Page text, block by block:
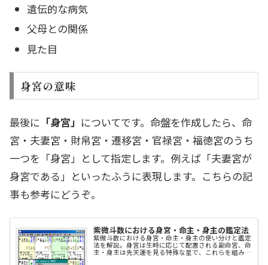
遺伝的な病気
父母との関係
見た目
身宮の意味
最後に 「身宮」 についてです。命盤を作成したら、命
宮・夫妻宮・財帛宮・遷移宮・官禄宮・福徳宮のうち
一つを「身宮」として指定します。例えば「夫妻宮が
身宮である」といったふうに表現します。こちらの記
事も参考にどうぞ。
紫微斗数における身宮・命主・身主の鑑定法
紫微斗数における身宮・命主・身主の使い分けと鑑定
法を解説。身宮は生時に応じて配置される副命宮、命
主・身主は先天運を見る特殊な星で、これらを組み合